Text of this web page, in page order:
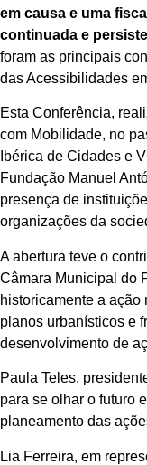
em causa e uma
continuada e
foram as principais
das Acessibilidades
Esta Conferência,
com Mobilidade, no
Ibérica de Cidades e
Fundação Manuel
presença de
organizações da
A abertura teve o
Câmara Municipal do
historicamente a
planos urbanísticos e
desenvolvimento de
Paula Teles,
para se olhar o futuro
planeamento das
Lia Ferreira, em